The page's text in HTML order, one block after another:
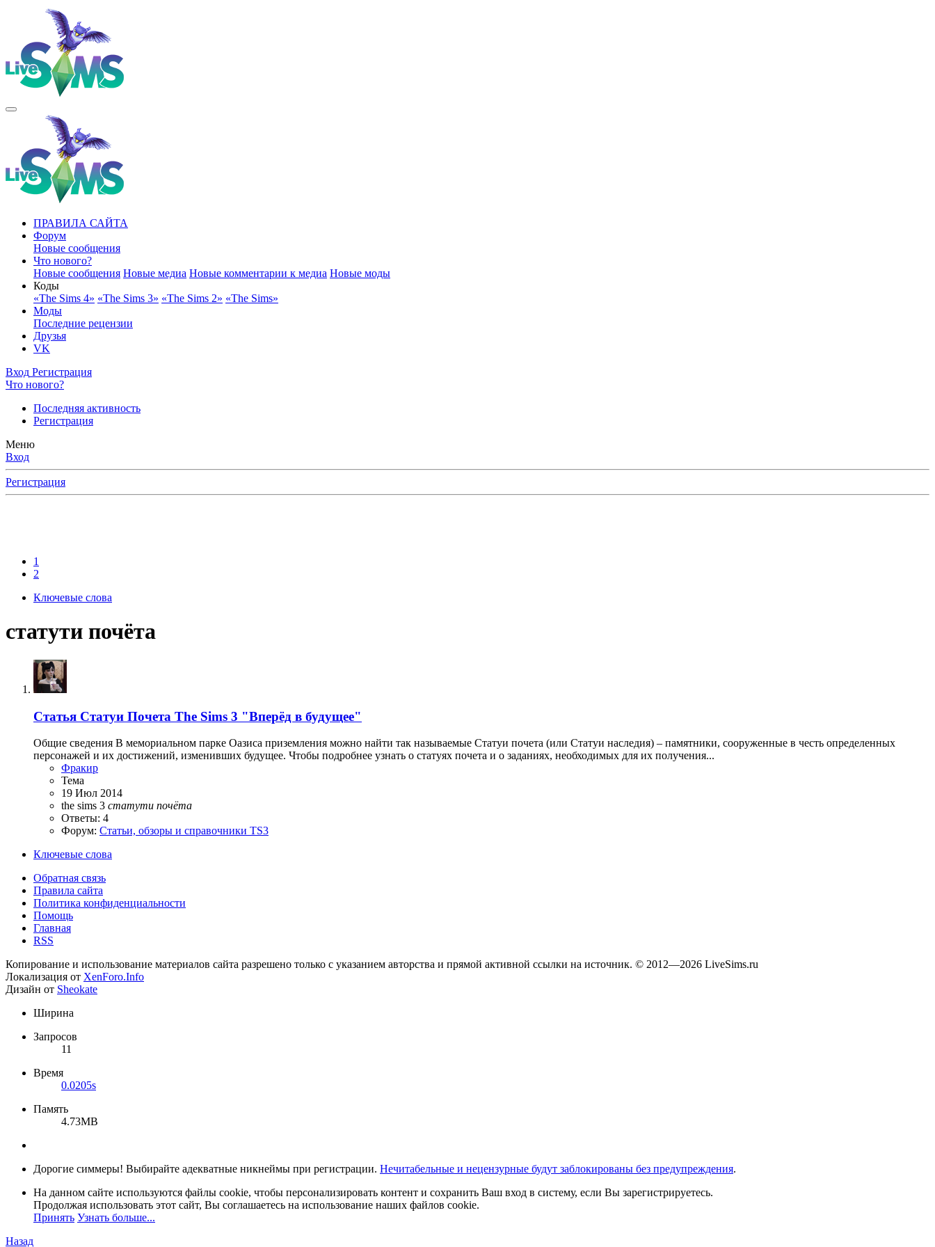
ПРАВИЛА САЙТА
Форум
Новые сообщения
Что нового?
Новые сообщения Новые медиа Новые комментарии к медиа Новые моды
Коды
«The Sims 4» «The Sims 3» «The Sims 2» «The Sims»
Моды
Последние рецензии
Друзья
VK
Вход Регистрация
Что нового?
Последняя активность
Регистрация
Меню
Вход
Регистрация
1
2
Ключевые слова
статути почёта
Статья Статуи Почета The Sims 3 "Вперёд в будущее"
Общие сведения В мемориальном парке Оазиса приземления можно найти так называемые Статуи почета (или Статуи наследия) – памятники, сооруженные в честь определенных
персонажей и их достижений, изменивших будущее. Чтобы подробнее узнать о статуях почета и о заданиях, необходимых для их получения...
Фракир
Тема
19 Июл 2014
the sims 3 статути почёта
Ответы: 4
Форум: Статьи, обзоры и справочники TS3
Ключевые слова
Обратная связь
Правила сайта
Политика конфиденциальности
Помощь
Главная
RSS
Копирование и использование материалов сайта разрешено только с указанием авторства и прямой активной ссылки на источник. © 2012—2026 LiveSims.ru
Локализация от XenForo.Info
Дизайн от Sheokate
Ширина
Запросов
11
Время
0.0205s
Память
4.73MB
Дорогие симмеры! Выбирайте адекватные никнеймы при регистрации. Нечитабельные и нецензурные будут заблокированы без предупреждения.
На данном сайте используются файлы cookie, чтобы персонализировать контент и сохранить Ваш вход в систему, если Вы зарегистрируетесь.
Продолжая использовать этот сайт, Вы соглашаетесь на использование наших файлов cookie.
Принять Узнать больше...
Назад